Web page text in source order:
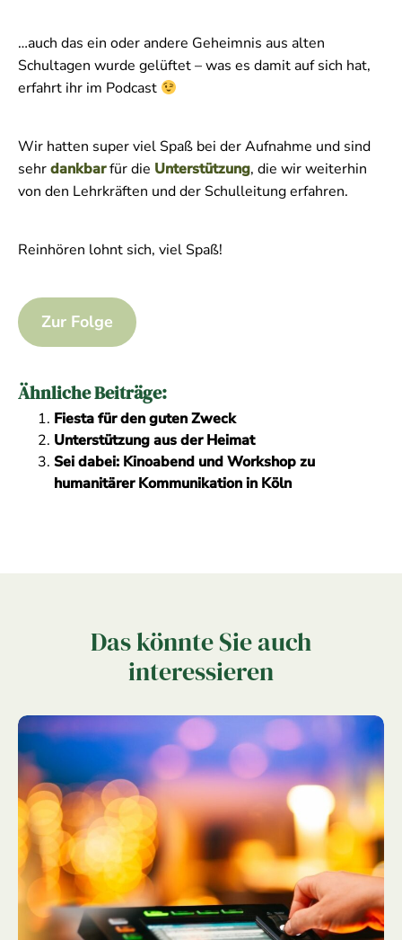
…auch das ein oder andere Geheimnis aus alten
Schultagen wurde gelüftet – was es damit auf sich hat,
erfahrt ihr im Podcast
Wir hatten super viel Spaß bei der Aufnahme und sind
sehrdankbarfür die Unterstützung, die wir weiterhin
von den Lehrkräften und der Schulleitung erfahren.
Reinhören lohnt sich, viel Spaß!
Zur Folge
Ähnliche Beiträge:
Fiesta für den guten Zweck
Unterstützung aus der Heimat
Sei dabei: Kinoabend und Workshop zu
humanitärer Kommunikation in Köln
Das könnte Sie auch
interessieren